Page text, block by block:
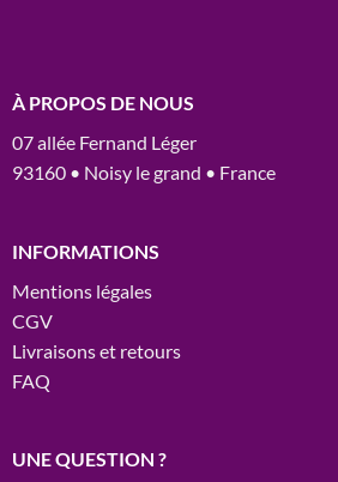
À PROPOS DE NOUS
07 allée Fernand Léger
93160 • Noisy le grand • France
INFORMATIONS
Mentions légales
CGV
Livraisons et retours
FAQ
UNE QUESTION ?